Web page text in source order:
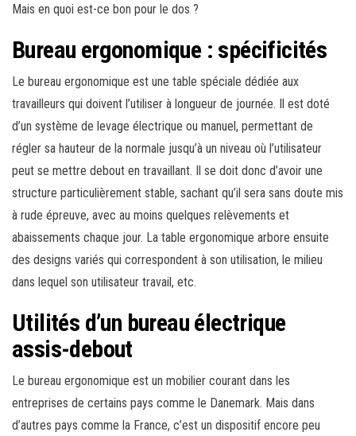
Mais en quoi est-ce bon pour le dos ?
Bureau ergonomique : spécificités
Le bureau ergonomique est une table spéciale dédiée aux
travailleurs qui doivent l’utiliser à longueur de journée. Il est doté
d’un système de levage électrique ou manuel, permettant de
régler sa hauteur de la normale jusqu’à un niveau où l’utilisateur
peut se mettre debout en travaillant. Il se doit donc d’avoir une
structure particulièrement stable, sachant qu’il sera sans doute mis
à rude épreuve, avec au moins quelques relèvements et
abaissements chaque jour. La table ergonomique arbore ensuite
des designs variés qui correspondent à son utilisation, le milieu
dans lequel son utilisateur travail, etc.
Utilités d’un bureau électrique
assis-debout
Le bureau ergonomique est un mobilier courant dans les
entreprises de certains pays comme le Danemark. Mais dans
d’autres pays comme la France, c’est un dispositif encore peu